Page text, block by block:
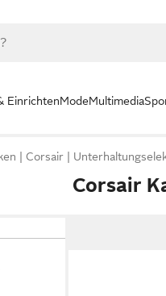
EinrichtenModeMultimedia
Corsair
Corsair